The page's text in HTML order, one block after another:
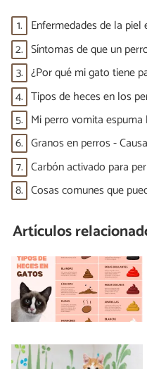
1. Enfermedades de la piel
2. Síntomas de que un
3. ¿Por qué mi gato tiene
4. Tipos de heces en los
5. Mi perro vomita
6. Granos en perros -
7. Carbón activado para
8. Cosas comunes que
Artículos